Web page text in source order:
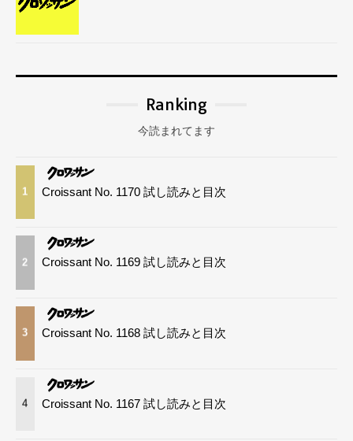
Ranking
今読まれてます
1 Croissant No. 1170 試し読みと目次
2 Croissant No. 1169 試し読みと目次
3 Croissant No. 1168 試し読みと目次
4 Croissant No. 1167 試し読みと目次